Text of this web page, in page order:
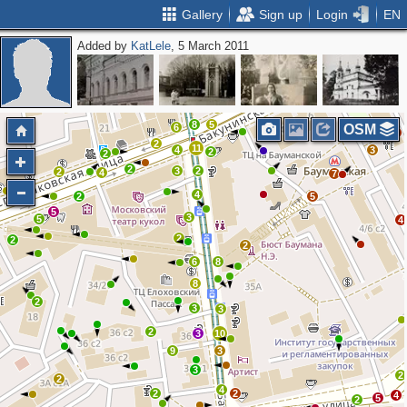
Gallery Sign up Login EN
Added by KatLele, 5 March 2011
4
5
2
2
2
9
3
4
2
3
3
10
3
3
8
2
5
5
2
2
3
3
3 3
3
5
8
6
11
3
4
2
2
2
4
2
2
2
3
4
2
2
8
6
5
4
3
7
2
3 2
2
4
2
2
3
3
2
2
OSM